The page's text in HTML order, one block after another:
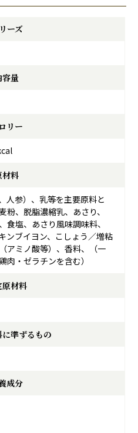
ーズ
容量
リー
材料
人参）、乳等を主要原料と
、脱脂濃縮乳、あさり、
食塩、あさり風味調味料、
ンブイヨン、こしょう／増粘
アミノ酸等）、香料、（一
・ゼラチンを含む）
原材料
準ずるもの
成分